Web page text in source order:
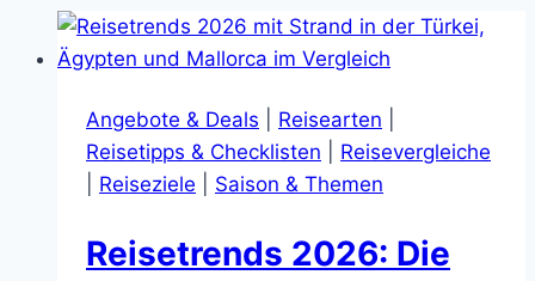
Angebote & Deals Reisearten
Reisetipps & Checklisten
Reisevergleiche
Reiseziele Saison & Themen
Reisetrends 2026: Die